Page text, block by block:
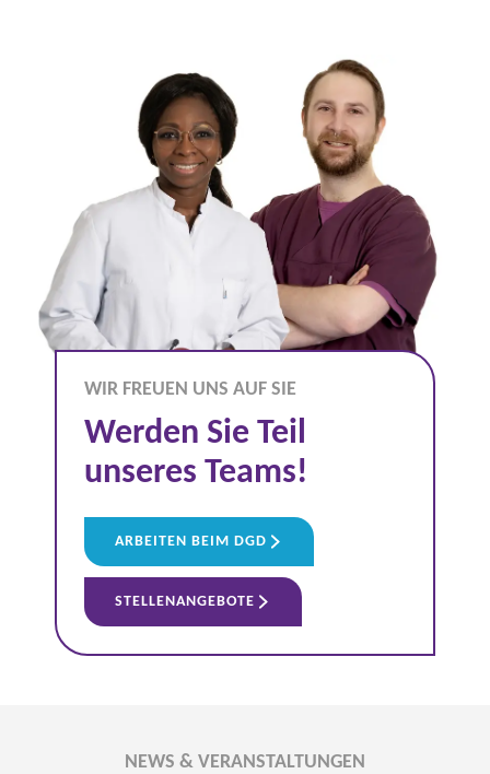
WIR FREUEN UNS AUF SIE
Werden Sie Teil
unseres Teams!
ARBEITEN BEIM DGD
STELLENANGEBOTE
NEWS & VERANSTALTUNGEN